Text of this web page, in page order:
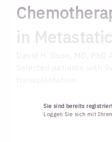
in
Sie sind bereits
Loggen Sie sich mit